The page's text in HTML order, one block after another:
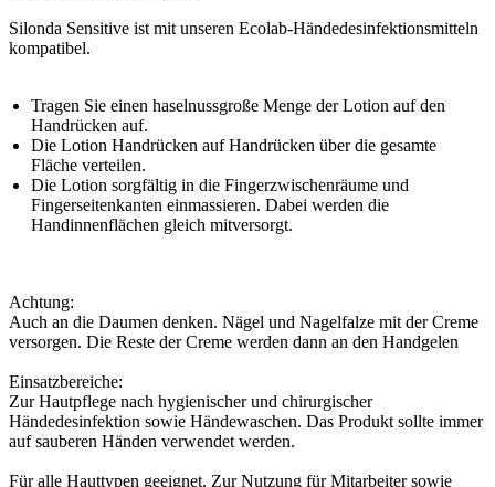
Silonda Sensitive ist mit unseren Ecolab-Händedesinfektionsmitteln
kompatibel.
Tragen Sie einen haselnussgroße Menge der Lotion auf den
Handrücken auf.
Die Lotion Handrücken auf Handrücken über die gesamte
Fläche verteilen.
Die Lotion sorgfältig in die Fingerzwischenräume und
Fingerseitenkanten einmassieren. Dabei werden die
Handinnenflächen gleich mitversorgt.
Achtung:
Auch an die Daumen denken. Nägel und Nagelfalze mit der Creme
versorgen. Die Reste der Creme werden dann an den Handgelen
Einsatzbereiche:
Zur Hautpflege nach hygienischer und chirurgischer
Händedesinfektion sowie Händewaschen. Das Produkt sollte immer
auf sauberen Händen verwendet werden.
Für alle Hauttypen geeignet. Zur Nutzung für Mitarbeiter sowie